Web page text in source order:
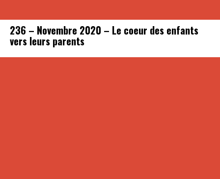
236 – Novembre 2020 – Le coeur des enfants
vers leurs parents